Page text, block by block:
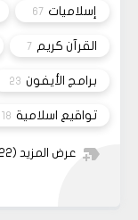
إسلاميات 67
القرآن كريم 7
برامج الأيفون 23
تواقيع اسلامية 18
عرض المزيد (22)